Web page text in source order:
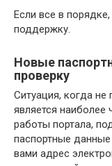
Если все в
поддержку.
Новые
проверку
Ситуация, когда
является наиболее
работы портала,
паспортные
вами адрес